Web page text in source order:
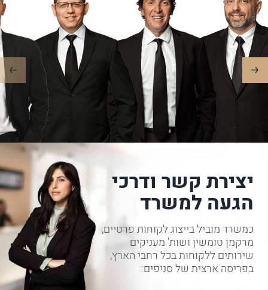
יצירת קשר ודרכי
הגעה למשרד
כמשרד מוביל בייצוג לקוחות פרטיים,
מרקמן טומשין ושות' מעניקים
שירותים ללקוחות בכל רחבי הארץ,
בפריסה ארצית של סניפים: